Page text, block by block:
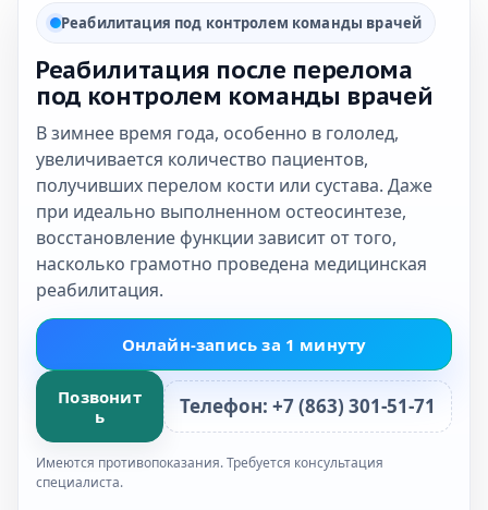
Реабилитация под контролем команды врачей
Реабилитация после перелома
под контролем команды врачей
В зимнее время года, особенно в гололед,
увеличивается количество пациентов,
получивших перелом кости или сустава. Даже
при идеально выполненном остеосинтезе,
восстановление функции зависит от того,
насколько грамотно проведена медицинская
реабилитация.
Онлайн-запись за 1 минуту
Позвонит
ь
Телефон: +7 (863) 301-51-71
Имеются противопоказания. Требуется консультация
специалиста.